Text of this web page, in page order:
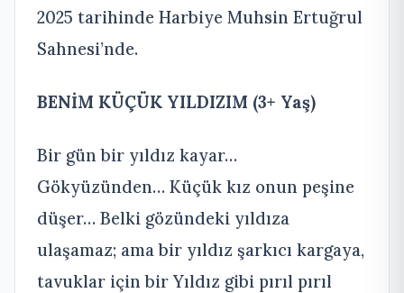
2025 tarihinde Harbiye Muhsin Ertuğrul
Sahnesi’nde.
BENİM KÜÇÜK YILDIZIM (3+ Yaş)
Bir gün bir yıldız kayar…
Gökyüzünden… Küçük kız onun peşine
düşer… Belki gözündeki yıldıza
ulaşamaz; ama bir yıldız şarkıcı kargaya,
tavuklar için bir Yıldız gibi pırıl pırıl